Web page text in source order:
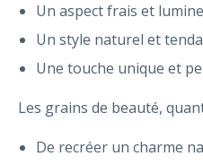
Un aspect frais et
Un style naturel et
Une touche unique et
Les grains de beauté,
De recréer un charme